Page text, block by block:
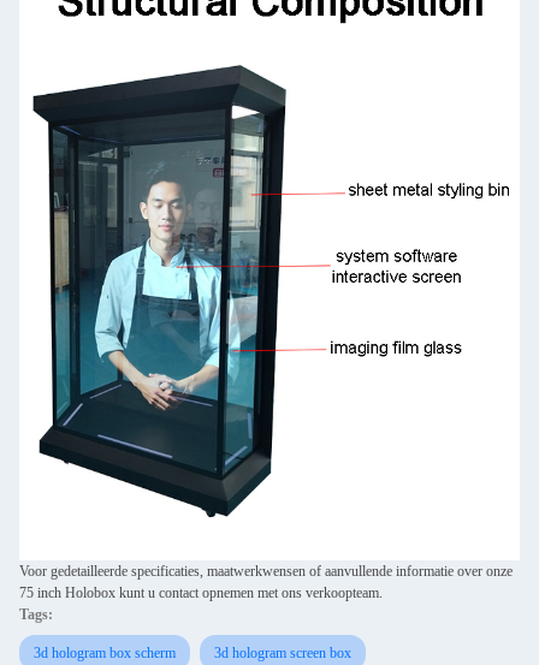
Voor gedetailleerde specificaties, maatwerkwensen of aanvullende informatie over onze
75 inch Holobox kunt u contact opnemen met ons verkoopteam.
Tags:
3d hologram box scherm 3d hologram screen box